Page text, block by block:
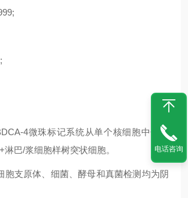
4微珠标记系统从单个核细胞中分离
淋巴/浆细胞样树突状细胞。
胞支原体、细菌、酵母和真菌检测均为阴
电话咨询